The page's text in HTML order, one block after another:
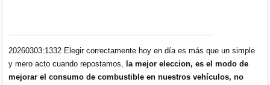
20260303:1332 Elegir correctamente hoy en día es más que un simple
y mero acto cuando repostamos, la mejor eleccion, es el modo de
mejorar el consumo de combustible en nuestros vehículos, no